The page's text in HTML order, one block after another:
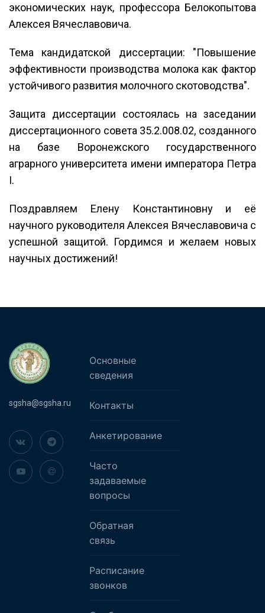
экономических наук, профессора Белокопытова
Алексея Вячеславовича.
Тема кандидатской диссертации: "Повышение
эффективности производства молока как фактор
устойчивого развития молочного скотоводства".
Защита диссертации состоялась на заседании
диссертационного совета 35.2.008.02, созданного
на базе Воронежского государственного
аграрного университета имени императора Петра
I.
Поздравляем Елену Константиновну и её
научного руководителя Алексея Вячеславовича с
успешной защитой. Гордимся и желаем новых
научных достижений!
sgsha@sgsha.ru
Основные
сведения
Контакты
Анкетирование
Часто
задаваемые
вопросы
Обратная
связь
Расписание
звонков